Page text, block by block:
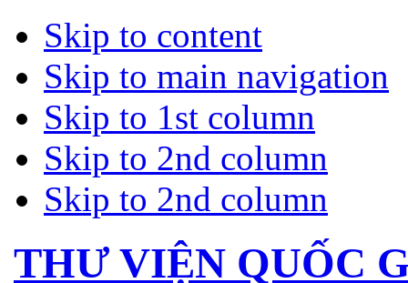
Skip to content
Skip to main navigation
Skip to 1st column
Skip to 2nd column
Skip to 2nd column
THƯ VIỆN QUỐC